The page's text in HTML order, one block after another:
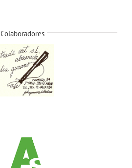
Colaboradores